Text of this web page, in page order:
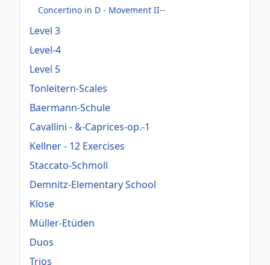
Concertino in D - Movement II--
Level 3
Level-4
Level 5
Tonleitern-Scales
Baermann-Schule
Cavallini - &-Caprices-op.-1
Kellner - 12 Exercises
Staccato-Schmoll
Demnitz-Elementary School
Klose
Müller-Etüden
Duos
Trios